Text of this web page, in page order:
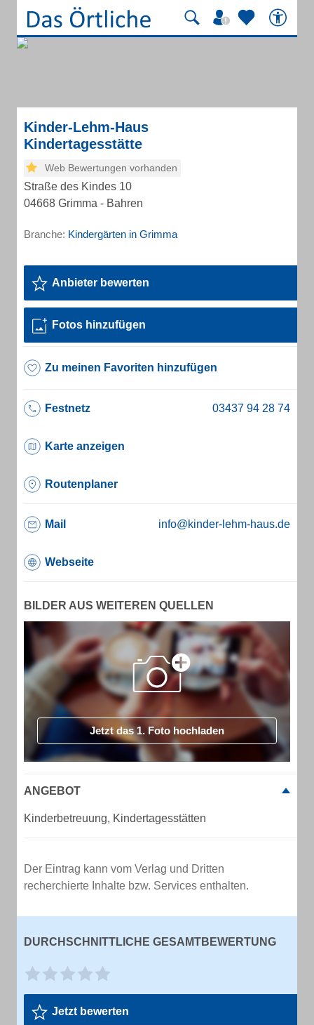
Kinder-Lehm-Haus
Kindertagesstätte
Web Bewertungen vorhanden
Straße des Kindes 10
04668 Grimma - Bahren
Branche: Kindergärten in Grimma
Anbieter bewerten
Fotos hinzufügen
Zu meinen Favoriten hinzufügen
Festnetz
Karte anzeigen
Routenplaner
Mail info@kinder-lehm-haus.de
Webseite
BILDER AUS WEITEREN QUELLEN
Jetzt das 1. Foto hochladen
ANGEBOT
Kinderbetreuung, Kindertagesstätten
Der Eintrag kann vom Verlag und Dritten
recherchierte Inhalte bzw. Services enthalten.
DURCHSCHNITTLICHE GESAMTBEWERTUNG
Jetzt bewerten